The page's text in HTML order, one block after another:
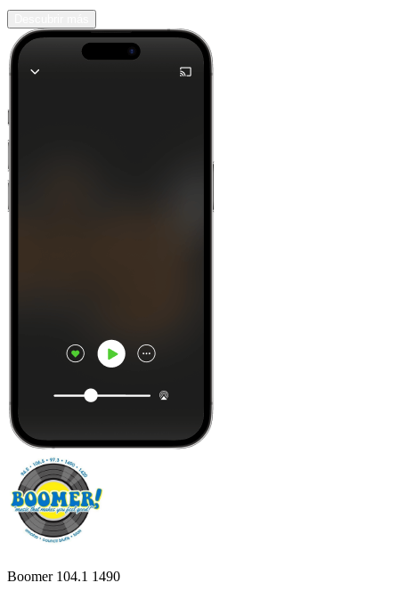
Boomer 104.1 1490